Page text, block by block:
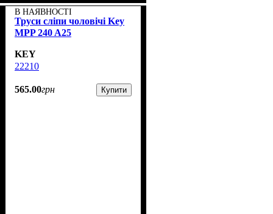
В НАЯВНОСТІ
Труси сліпи чоловічі Key
MPP 240 A25
KEY
22210
565.00грн Купити